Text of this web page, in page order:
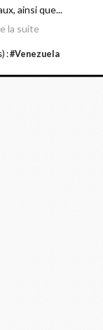
ainsi que...
la suite
:#Venezuela